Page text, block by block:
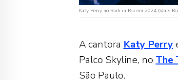
Katy Perry no Rock in Rio em 2024 (Vans
A cantora Katy Perry
Palco Skyline, no The
São Paulo.